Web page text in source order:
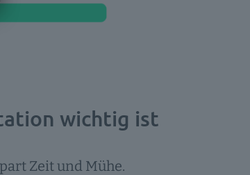
wichtig ist
Zeit und Mühe.